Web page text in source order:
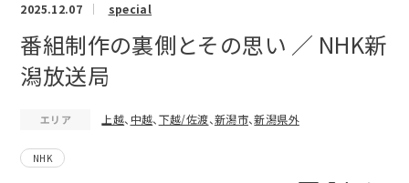
2025.12.07 special
番組制作の裏側とその思い ／ NHK新
潟放送局
エリア 上越、 中越、 下越/佐渡、新潟市、新潟県外
NHK